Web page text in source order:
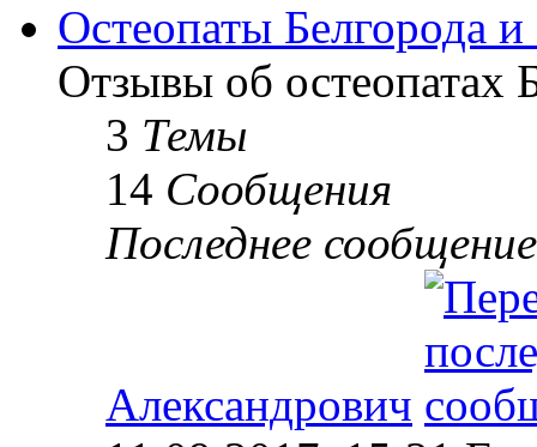
Остеопаты Белгорода
Отзывы об остеопатах
3 Темы
14 Сообщения
Последнее сообщение
Александрович